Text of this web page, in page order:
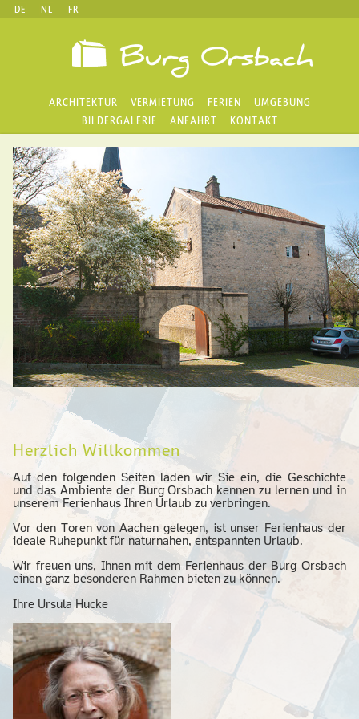
DE NL FR
ARCHITEKTUR VERMIETUNG FERIEN
UMGEBUNG
BILDERGALERIE
ANFAHRT KONTAKT
Herzlich Willkommen
Auf den folgenden Seiten laden wir Sie ein, die Geschichte
und das Ambiente der Burg Orsbach kennen zu lernen und in
unserem Ferienhaus Ihren Urlaub zu verbringen.
Vor den Toren von Aachen gelegen, ist unser Ferienhaus der
ideale Ruhepunkt für naturnahen, entspannten Urlaub.
Wir freuen uns, Ihnen mit dem Ferienhaus der Burg Orsbach
einen ganz besonderen Rahmen bieten zu können.
Ihre Ursula Hucke